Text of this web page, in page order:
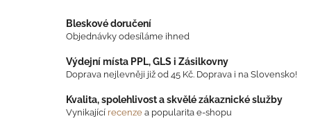
á
a
c
í
p
Bleskové doručení
Objednávky odesíláme ihned
Výdejní místa PPL, GLS i Zásilkovny
Doprava nejlevněji již od 45 Kč. Doprava i na Slovensko!
Kvalita, spolehlivost a skvělé zákaznické služby
Vynikající recenze a popularita e-shopu